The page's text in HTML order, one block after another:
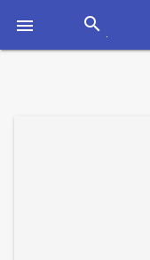
 search